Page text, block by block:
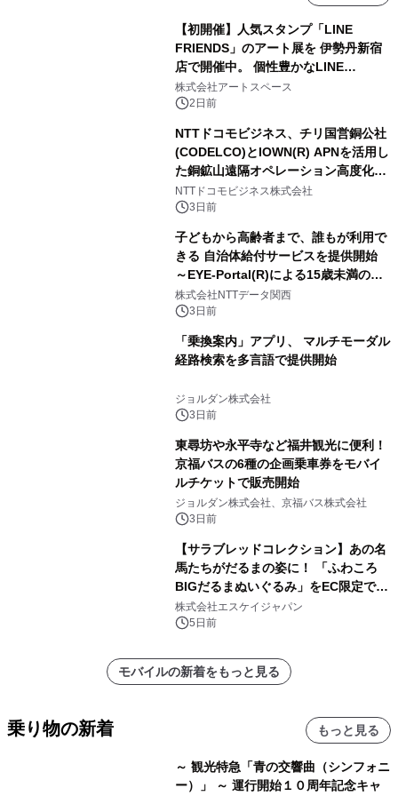
【初開催】人気スタンプ「LINE
FRIENDS」のアート展を 伊勢丹新宿
店で開催中。 個性豊かなLINE
FRIENDSの仲間たちが インテリアア
ートとして新たな魅力を発信。
株式会社アートスペース
2日前
NTTドコモビジネス、チリ国営銅公社
(CODELCO)とIOWN(R) APNを活用し
た銅鉱山遠隔オペレーション高度化に
向けた調査・実証を開始
NTTドコモビジネス株式会社
3日前
子どもから高齢者まで、誰もが利用で
きる 自治体給付サービスを提供開始
～EYE-Portal(R)による15歳未満の本
人認証と デジタルデバイド対策で実現
～
株式会社NTTデータ関西
3日前
「乗換案内」アプリ、 マルチモーダル
経路検索を多言語で提供開始
ジョルダン株式会社
3日前
東尋坊や永平寺など福井観光に便利！
京福バスの6種の企画乗車券をモバイ
ルチケットで販売開始
ジョルダン株式会社、京福バス株式会社
3日前
【サラブレッドコレクション】あの名
馬たちがだるまの姿に！ 「ふわころ
BIGだるまぬいぐるみ」をEC限定で受
注販売開始
株式会社エスケイジャパン
5日前
モバイルの新着をもっと見る
乗り物の新着 もっと見る
～ 観光特急「青の交響曲（シンフォニ
ー）」 ～ 運行開始１０周年記念キャ